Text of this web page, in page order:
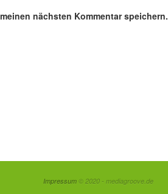
nächsten Kommentar speichern.
Impressum© 2020 - mediagroove.de